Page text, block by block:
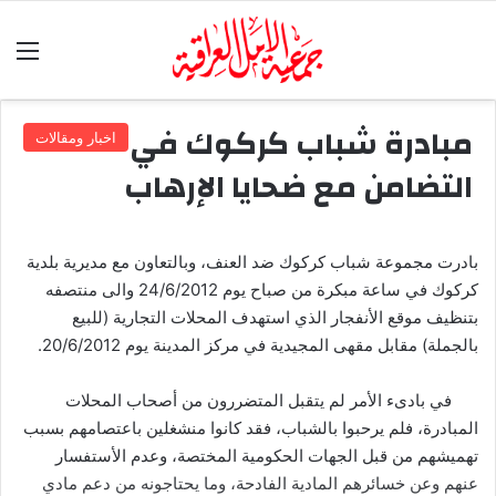
اخبار ومقالات مبادرة شباب كركوك في
التضامن مع ضحايا الإرهاب
بادرت مجموعة شباب كركوك ضد العنف، وبالتعاون مع مديرية بلدية
كركوك في ساعة مبكرة من صباح يوم 24/6/2012 والى منتصفه
بتنظيف موقع الأنفجار الذي استهدف المحلات التجارية (للبيع
بالجملة) مقابل مقهى المجيدية في مركز المدينة يوم 20/6/2012.
في بادىء الأمر لم يتقبل المتضررون من أصحاب المحلات
المبادرة، فلم يرحبوا بالشباب، فقد كانوا منشغلين باعتصامهم بسبب
تهميشهم من قبل الجهات الحكومية المختصة، وعدم الأستفسار
عنهم وعن خسائرهم المادية الفادحة، وما يحتاجونه من دعم مادي